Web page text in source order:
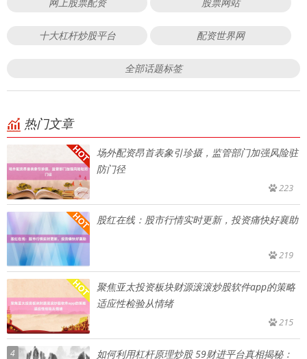
十大杠杆炒股平台 配资世界网
全部话题标签
热门文章
场外配资昂首表象引珍摄，监管部门加强风险驻
防门径
223
股红在线：股市行情实时更新，投资痛快好襄助
219
聚焦亚太投资板块财源滚滚炒股软件app的策略
适应性检验从情绪
215
4 如何利用杠杆原理炒股 59财进平台真相揭秘：